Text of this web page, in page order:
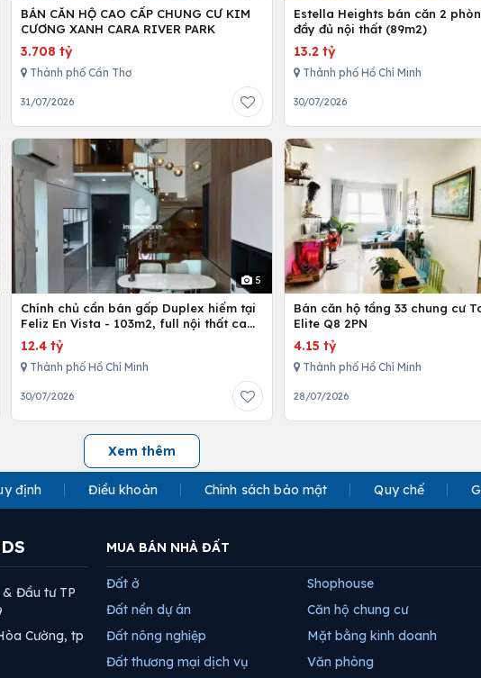
BÁN CĂN HỘ CAO CẤP CHUNG CƯ KIM
CƯƠNG XANH CARA RIVER PARK
3.708 tỷ
Thành phố Cần Thơ
31/07/2026
Estella Heights bán căn 2
đầy đủ nội thất (89m2)
13.2 tỷ
Thành phố Hồ Chí Minh
30/07/2026
5
Chính chủ cần bán gấp Duplex hiếm tại
Feliz En Vista - 103m2, full nội thất cao
cấp
12.4 tỷ
Thành phố Hồ Chí Minh
30/07/2026
Bán căn hộ tầng 33 chung cư
Elite Q8 2PN
4.15 tỷ
Thành phố Hồ Chí Minh
28/07/2026
Xem thêm
định Điều khoản Chính sách bảo mật Quy chế
& Đầu tư TP
Cường, tp
MUA BÁN NHÀ ĐẤT
Đất ở
Đất nền dự án
Đất nông nghiệp
Đất thương mại dịch vụ
Shophouse
Căn hộ chung cư
Mặt bằng kinh doanh
Văn phòng